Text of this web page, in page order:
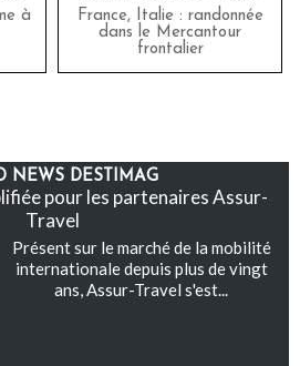
à
France, Italie : randonnée
dans le Mercantour
frontalier
NEWS DESTIMAG
pour les partenaires Assur-
Travel
Présent sur le marché de la mobilité
internationale depuis plus de vingt
ans, Assur-Travel s'est...